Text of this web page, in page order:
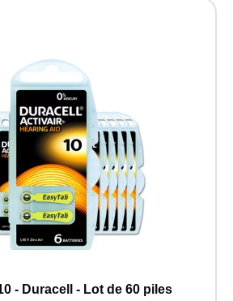
- Duracell - Lot de 60 piles